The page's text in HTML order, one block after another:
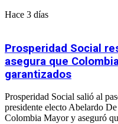
Hace 3 días
Prosperidad Social
asegura que
garantizados
Prosperidad Social salió al
presidente electo Abelardo
Colombia Mayor y aseguró